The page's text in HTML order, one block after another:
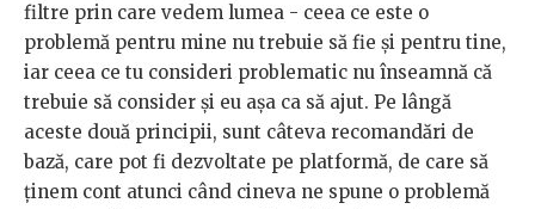
filtre prin care vedem lumea - ceea ce este o
problemă pentru mine nu trebuie să fie și pentru tine,
iar ceea ce tu consideri problematic nu înseamnă că
trebuie să consider și eu așa ca să ajut. Pe lângă
aceste două principii, sunt câteva recomandări de
bază, care pot fi dezvoltate pe platformă, de care să
ținem cont atunci când cineva ne spune o problemă